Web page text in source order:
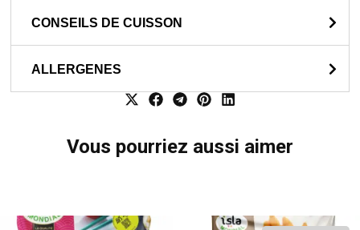
CONSEILS DE CUISSON
ALLERGENES
Vous pourriez aussi aimer